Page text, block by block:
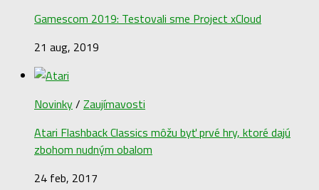
Gamescom 2019: Testovali sme Project xCloud
21 aug, 2019
Novinky/ Zaujímavosti
Atari Flashback Classics môžu byť prvé hry, ktoré dajú
zbohom nudným obalom
24 feb, 2017